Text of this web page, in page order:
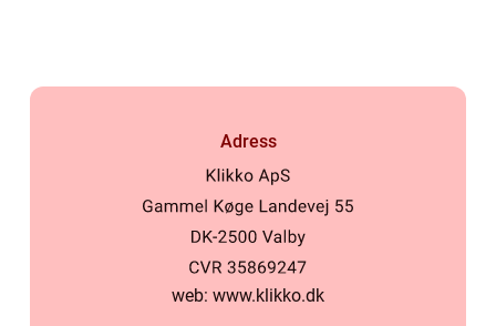
Adress
web: www.klikko.dk